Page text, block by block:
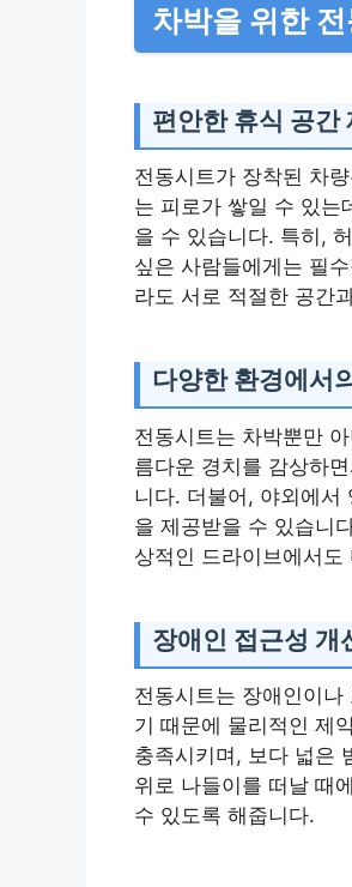
차박을 위한
편안한 휴식 공간
전동시트가 장착된 차
는 피로가 쌓일 수 있는
을 수 있습니다. 특히,
싶은 사람들에게는 필
라도 서로 적절한 공간
다양한 환경에서
전동시트는 차박뿐만
름다운 경치를 감상하
니다. 더불어, 야외에서
을 제공받을 수 있습니
상적인 드라이브에서
장애인 접근성 개
전동시트는 장애인이
기 때문에 물리적인 제
충족시키며, 보다 넓은
위로 나들이를 떠날 때
수 있도록 해줍니다.